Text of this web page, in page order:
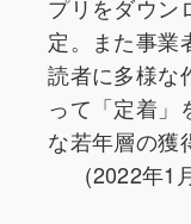
プリをダウン
定。また事業
読者に多様な
って「定着」
な若年層の獲
(2022年1